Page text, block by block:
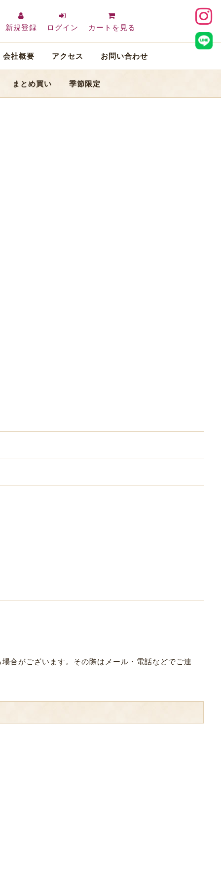
新規登録 ログイン カートを見る
会社概要 アクセス お問い合わせ
まとめ買い 季節限定
合がございます。その際はメール・電話などでご連